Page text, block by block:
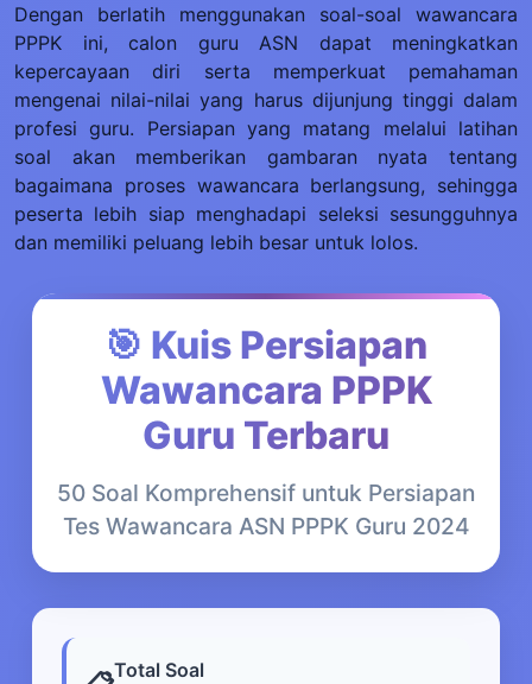
Dengan berlatih menggunakan soal-soal wawancara
PPPK ini, calon guru ASN dapat meningkatkan
kepercayaan diri serta memperkuat pemahaman
mengenai nilai-nilai yang harus dijunjung tinggi dalam
profesi guru. Persiapan yang matang melalui latihan
soal akan memberikan gambaran nyata tentang
bagaimana proses wawancara berlangsung, sehingga
peserta lebih siap menghadapi seleksi sesungguhnya
dan memiliki peluang lebih besar untuk lolos.
🎯 Kuis Persiapan
Wawancara PPPK
Guru Terbaru
50 Soal Komprehensif untuk Persiapan
Tes Wawancara ASN PPPK Guru 2024
Total Soal